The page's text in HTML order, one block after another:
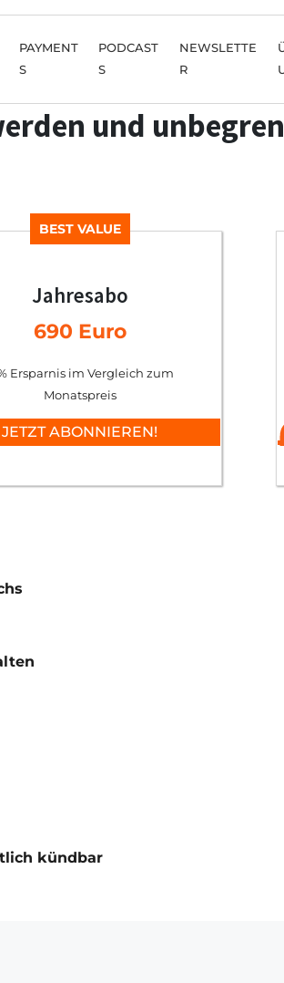
PAYMENT
S
PODCAST
S
NEWSLETTE
R
und
BEST VALUE
Jahresabo
690 Euro
Ersparnis im Vergleich zum
Monatspreis
JETZT ABONNIEREN!
kündbar